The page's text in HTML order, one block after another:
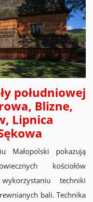
południowej
Blizne,
Lipnica
Małopolski pokazują
kościołów
techniki
bali. Technika